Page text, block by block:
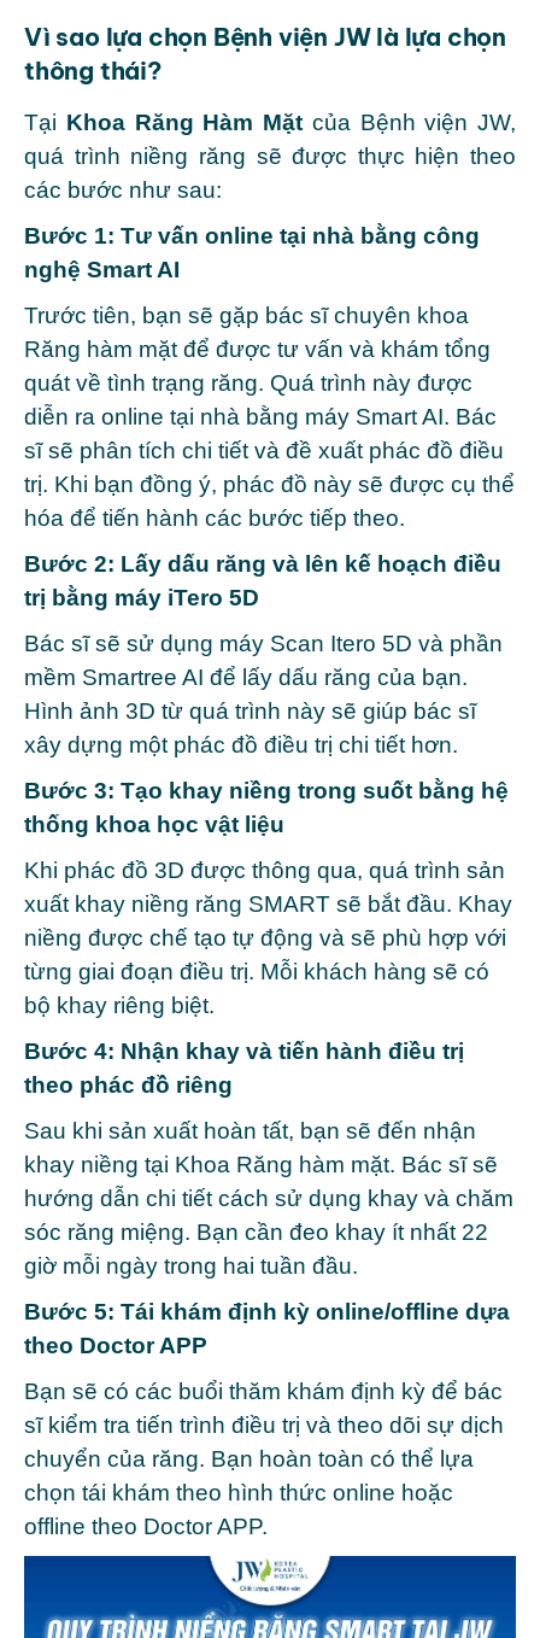
Vì sao lựa chọn Bệnh viện JW là lựa chọn
thông thái?
Tại Khoa Răng Hàm Mặt của Bệnh viện JW,
quá trình niềng răng sẽ được thực hiện theo
các bước như sau:
Bước 1: Tư vấn online tại nhà bằng công
nghệ Smart AI
Trước tiên, bạn sẽ gặp bác sĩ chuyên khoa
Răng hàm mặt để được tư vấn và khám tổng
quát về tình trạng răng. Quá trình này được
diễn ra online tại nhà bằng máy Smart AI. Bác
sĩ sẽ phân tích chi tiết và đề xuất phác đồ điều
trị. Khi bạn đồng ý, phác đồ này sẽ được cụ thể
hóa để tiến hành các bước tiếp theo.
Bước 2: Lấy dấu răng và lên kế hoạch điều
trị bằng máy iTero 5D
Bác sĩ sẽ sử dụng máy Scan Itero 5D và phần
mềm Smartree AI để lấy dấu răng của bạn.
Hình ảnh 3D từ quá trình này sẽ giúp bác sĩ
xây dựng một phác đồ điều trị chi tiết hơn.
Bước 3: Tạo khay niềng trong suốt bằng hệ
thống khoa học vật liệu
Khi phác đồ 3D được thông qua, quá trình sản
xuất khay niềng răng SMART sẽ bắt đầu. Khay
niềng được chế tạo tự động và sẽ phù hợp với
từng giai đoạn điều trị. Mỗi khách hàng sẽ có
bộ khay riêng biệt.
Bước 4: Nhận khay và tiến hành điều trị
theo phác đồ riêng
Sau khi sản xuất hoàn tất, bạn sẽ đến nhận
khay niềng tại Khoa Răng hàm mặt. Bác sĩ sẽ
hướng dẫn chi tiết cách sử dụng khay và chăm
sóc răng miệng. Bạn cần đeo khay ít nhất 22
giờ mỗi ngày trong hai tuần đầu.
Bước 5: Tái khám định kỳ online/offline dựa
theo Doctor APP
Bạn sẽ có các buổi thăm khám định kỳ để bác
sĩ kiểm tra tiến trình điều trị và theo dõi sự dịch
chuyển của răng. Bạn hoàn toàn có thể lựa
chọn tái khám theo hình thức online hoặc
offline theo Doctor APP.